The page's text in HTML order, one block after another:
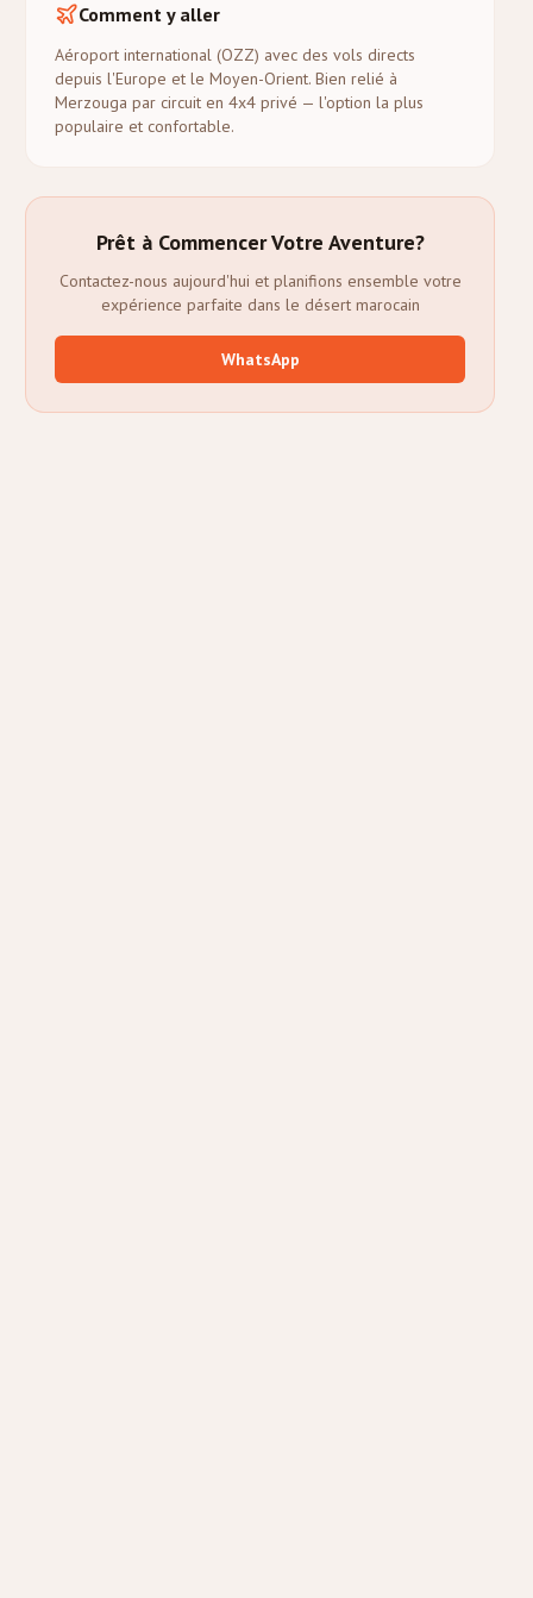
Comment y aller
Aéroport international (OZZ) avec des vols directs
depuis l'Europe et le Moyen-Orient. Bien relié à
Merzouga par circuit en 4x4 privé — l'option la plus
populaire et confortable.
Prêt à Commencer Votre Aventure?
Contactez-nous aujourd'hui et planifions ensemble votre
expérience parfaite dans le désert marocain
WhatsApp